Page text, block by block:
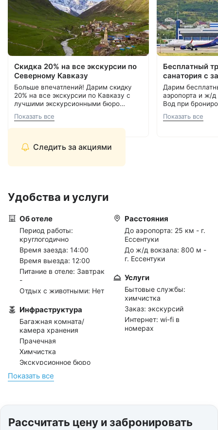
Следить за акциями
Скидка 20% на все экскурсии по
Северному Кавказу
Больше впечатлений! Дарим скидку
20% на все экскурсии по Кавказу с
лучшими экскурсионными бюро
Кавминвод. Более 20 направлений и
самые красивые места России.
Прекрасная возможность сэкономить
Подробнее об акции
С теплом и заботой, Курорт26.ру
Показать все
Бесплатный
санатория с
Дарим
аэропорта и ж/
Вод при
000 ₽.
С теплом и
8 800 700-15-77
Показать все
Удобства и услуги
Об отеле
Период работы:
круглогодично
Время заезда: 14:00
Время выезда: 12:00
Питание в отеле: Завтрак
-
Отдых с животными: Нет
Инфраструктура
Багажная комната/
камера хранения
Прачечная
Химчистка
Экскурсионное бюро
Отдых с детьми
Дети бесплатно до 4 лет
Расстояния
До аэропорта: 25 км - г.
Ессентуки
До ж/д вокзала: 800 м -
г. Ессентуки
Услуги
Бытовые службы:
химчистка
Заказ: экскурсий
Интернет: wi-fi в
номерах
Показать всe
Рассчитать цену и забронировать